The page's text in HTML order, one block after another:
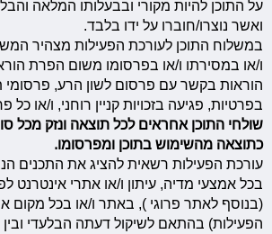
על התוכן להיות מקורי ובבעלותו המלאה
ואשר נוצרו/חוברו על ידו בלבד.
במשלוח התוכן לעורכת הפעילות מצהיר
ו/או במסירתו ו/או בפרסומו משום הפרת
הוראות בקשר עם פרסום לשון הרע, פרסומי
בפרטיות, פגיעה בזכויות קניין רוחני, ו/או
שולחי התוכן אחראים לכל תוצאה ונזק מכל
כתוצאה מהשימוש בתוכן ומפרסומו.
עורכת הפעילות רשאית להציג את התכנים
בכל אמצעי מדיה, עיתון ו/או אתרי אינטרנט
(בנוסף לאתר פרוגי ), באתר ו/או בכל מקום
הפעילות) בהתאם לשיקול דעתה הבלעדי ובין